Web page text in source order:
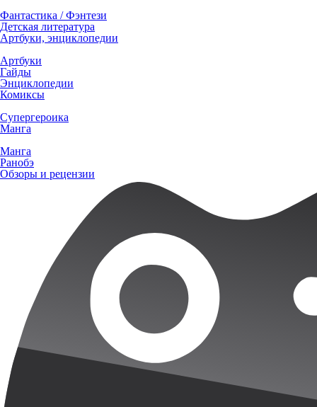
Фантастика / Фэнтези
Детская литература
Артбуки, энциклопедии
Артбуки
Гайды
Энциклопедии
Комиксы
Супергероика
Манга
Манга
Ранобэ
Обзоры и рецензии